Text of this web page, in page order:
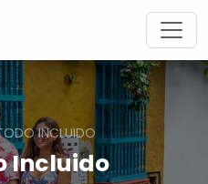
INCLUIDO
Incluido